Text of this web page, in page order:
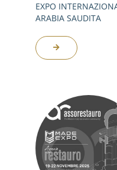
EXPO
ARABIA SAUDITA